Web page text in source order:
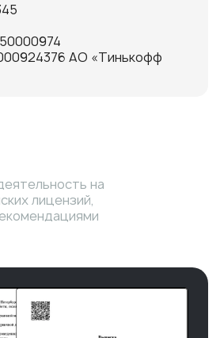
АО «Тинькофф
на
лицензий,